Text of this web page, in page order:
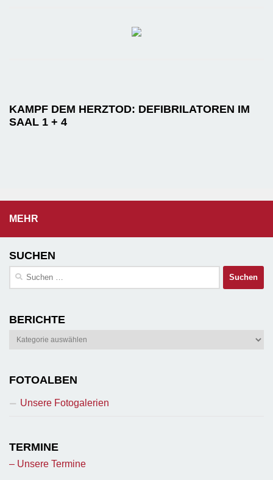
KAMPF DEM HERZTOD: DEFIBRILATOREN IM
SAAL 1 + 4
MEHR
SUCHEN
Suchen
BERICHTE
Berichte
FOTOALBEN
Unsere Fotogalerien
TERMINE
– Unsere Termine